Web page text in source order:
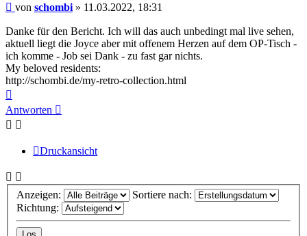
Beitrag
von schombi » 11.03.2022, 18:31
Danke für den Bericht. Ich will das auch unbedingt mal live sehen,
aktuell liegt die Joyce aber mit offenem Herzen auf dem OP-Tisch -
ich komme - Job sei Dank - zu fast gar nichts.
My beloved residents:
http://schombi.de/my-retro-collection.html
oben
Antworten
Druckansicht
Anzeigen:
Sortiere nach:
Richtung: